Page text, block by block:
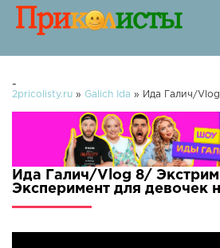
-
2pricolisty.ru » Galich Ida » Ида Галич/Vlog 8/
Ида Галич/Vlog 8/
Эксперимент для девочек